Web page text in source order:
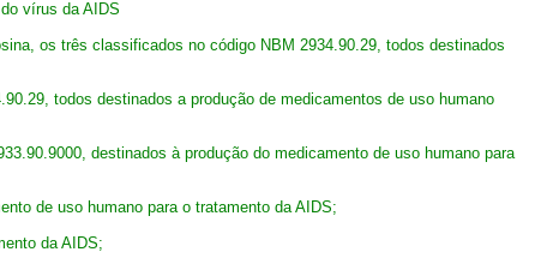
vírus da AIDS
os três classificados no código NBM 2934.90.29, todos destinados
todos destinados a produção de medicamentos de uso humano
destinados à produção do medicamento de uso humano para
de uso humano para o tratamento da AIDS;
da AIDS;